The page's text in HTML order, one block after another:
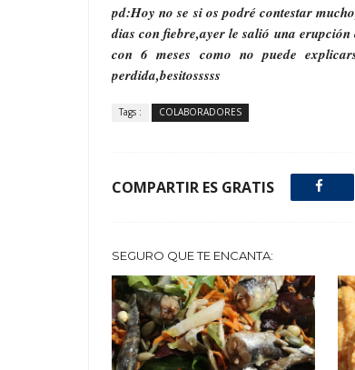
pd:Hoy no se si os podré contestar
dias con fiebre,ayer le salió una
con 6 meses como no puede
perdida,besitosssss
Tags : COLABORADORES
COMPARTIR ES GRATIS
SEGURO QUE TE ENCANTA: